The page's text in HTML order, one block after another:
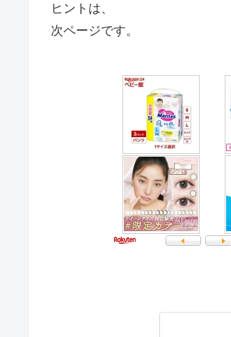
ヒントは、
次ページです。